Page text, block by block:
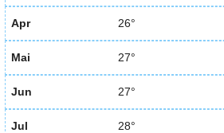
Apr 26°
Mai 27°
Jun 27°
Jul 28°